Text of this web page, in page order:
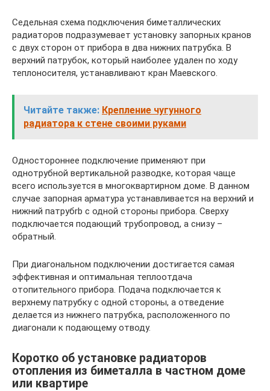
Седельная схема подключения биметаллических
радиаторов подразумевает установку запорных кранов
с двух сторон от прибора в два нижних патрубка. В
верхний патрубок, который наиболее удален по ходу
теплоносителя, устанавливают кран Маевского.
Читайте также: Крепление чугунного
радиатора к стене своими руками
Одностороннее подключение применяют при
однотрубной вертикальной разводке, которая чаще
всего используется в многоквартирном доме. В данном
случае запорная арматура устанавливается на верхний и
нижний патрубrb с одной стороны прибора. Сверху
подключается подающий трубопровод, а снизу –
обратный.
При диагональном подключении достигается самая
эффективная и оптимальная теплоотдача
отопительного прибора. Подача подключается к
верхнему патрубку с одной стороны, а отведение
делается из нижнего патрубка, расположенного по
диагонали к подающему отводу.
Коротко об установке радиаторов
отопления из биметалла в частном доме
или квартире